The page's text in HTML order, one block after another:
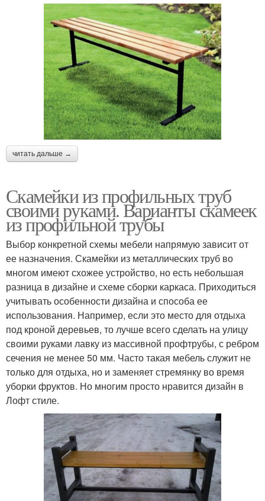
читать дальше →
Скамейки из профильных труб
своими руками. Варианты скамеек
из профильной трубы
Выбор конкретной схемы мебели напрямую зависит от
ее назначения. Скамейки из металлических труб во
многом имеют схожее устройство, но есть небольшая
разница в дизайне и схеме сборки каркаса. Приходиться
учитывать особенности дизайна и способа ее
использования. Например, если это место для отдыха
под кроной деревьев, то лучше всего сделать на улицу
своими руками лавку из массивной профтрубы, с ребром
сечения не менее 50 мм. Часто такая мебель служит не
только для отдыха, но и заменяет стремянку во время
уборки фруктов. Но многим просто нравится дизайн в
Лофт стиле.